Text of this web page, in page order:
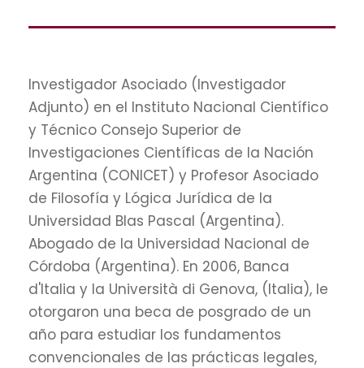
Investigador Asociado (Investigador
Adjunto) en el Instituto Nacional Científico
y Técnico Consejo Superior de
Investigaciones Científicas de la Nación
Argentina (CONICET) y Profesor Asociado
de Filosofía y Lógica Jurídica de la
Universidad Blas Pascal (Argentina).
Abogado de la Universidad Nacional de
Córdoba (Argentina). En 2006, Banca
d'Italia y la Università di Genova, (Italia), le
otorgaron una beca de posgrado de un
año para estudiar los fundamentos
convencionales de las prácticas legales,